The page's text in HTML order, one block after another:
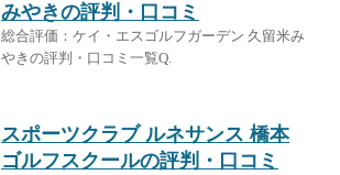
みやきの評判・口コミ
総合評価：ケイ・エスゴルフガーデン 久留米み
やきの評判・口コミ一覧Q.
スポーツクラブ ルネサンス 橋本
ゴルフスクールの評判・口コミ